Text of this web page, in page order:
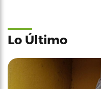
Lo Último